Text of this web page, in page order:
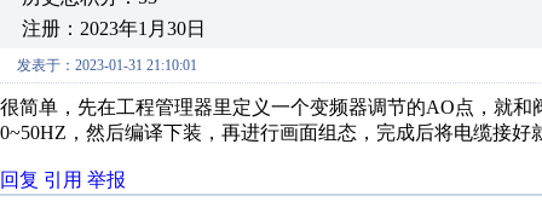
注册：2023年1月30日
发表于：2023-01-31 21:10:01
很简单，先在工程管理器里定义一个变频器调节的AO点，就
0~50HZ，然后编译下装，再进行画面组态，完成后将电缆接好
回复 引用 举报